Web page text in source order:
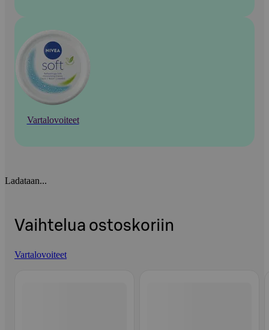
Vartalovoiteet
Ladataan...
Vaihtelua ostoskoriin
Vartalovoiteet